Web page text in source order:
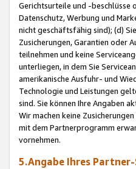
Gerichtsurteile und -beschlüsse
Datenschutz, Werbung und
nicht geschäftsfähig sind); (d)
Zusicherungen, Garantien oder
teilnehmen und keine
unterliegen, in dem Sie
amerikanische Ausfuhr- und
Technologie und Leistungen
sind. Sie können Ihre Angaben
Wir machen keine
mit dem Partnerprogramm
vornehmen.
5.Angabe Ihres